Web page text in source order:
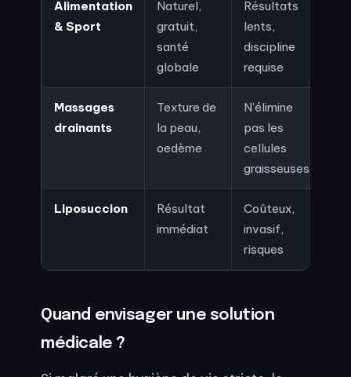
Alimentation
& Sport
Naturel,
gratuit,
santé
globale
Résultats
lents,
discipline
requise
Massages
drainants
Texture de
la peau,
oedème
N’élimine
pas les
cellules
graisseuses
Liposuccion
Résultat
immédiat
Coûteux,
invasif,
risques
Quand envisager une solution
médicale ?